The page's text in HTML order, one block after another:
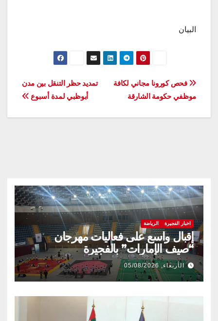
البيان
تصفّح
المقالات
تمديد حظر التنقل بين مدن
أبوظبي لمدة أسبوع
فحص كورونا مجاني لكافة
موظفي حكومة الشارقة
اخبار الفجيرة الرياضة
إقبال واسع على فعاليات مهرجان
“صيف الإمارات” بالفجيرة
الأربعاء, 05/08/2026